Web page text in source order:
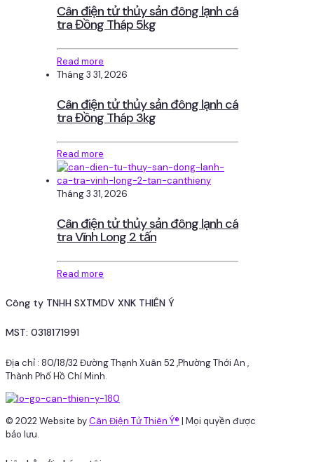
Cân điện tử thủy sản đông lạnh cá
tra Đồng Tháp 5kg
Read more
Tháng 3 31, 2026
Cân điện tử thủy sản đông lạnh cá
tra Đồng Tháp 3kg
Read more
Tháng 3 31, 2026
Cân điện tử thủy sản đông lạnh cá
tra Vĩnh Long 2 tấn
Read more
Công ty TNHH SXTMDV XNK THIÊN Ý
MST: 0318171991
Địa chỉ : 80/18/32 Đường Thạnh Xuân 52 ,Phường Thới An ,
Thành Phố Hồ Chí Minh.
© 2022 Website byCân Điện Tử Thiên Ý® | Mọi quyền được
bảo lưu.